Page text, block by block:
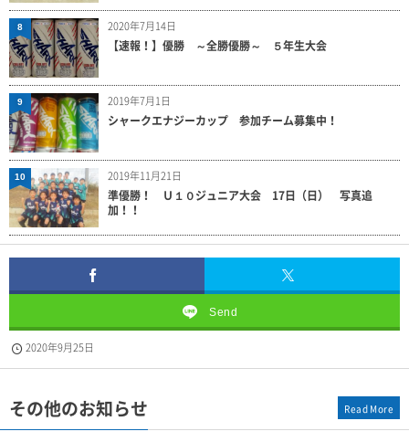
2020年7月14日
【速報！】優勝 ～全勝優勝～ ５年生大会
8
2019年7月1日
シャークエナジーカップ 参加チーム募集中！
9
2019年11月21日
準優勝！ Ｕ１０ジュニア大会 17日（日） 写真追
加！！
10
Send
2020年9月25日
その他のお知らせ Read More